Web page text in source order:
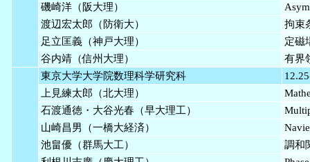
磯崎洋（阪大理）
渡辺宏太郎（防衛大）
拘束
足立匡義（神戸大理）
定磁
谷内靖（信州大理）
有界
東京大学大学院数理科学研究科
上見練太郎（北大理）
石渡通徳・大谷光春（早大理工）
山崎昌男（一橋大経済）
池畠優（群馬大工）
調和